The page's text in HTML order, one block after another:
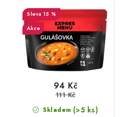
15 %
Akce
Skladem (>5 ks)
94 Kč
111 Kč